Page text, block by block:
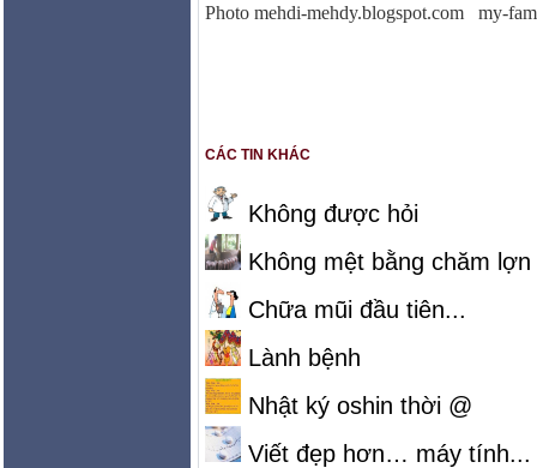
Photo mehdi-mehdy.blogspot.com my-
CÁC TIN KHÁC
Không được hỏi
Không mệt bằng chăm lợn
Chữa mũi đầu tiên...
Lành bệnh
Nhật ký oshin thời @
Viết đẹp hơn… máy tính...